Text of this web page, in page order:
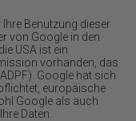
Benutzung dieser
von Google in den
USA ist ein
vorhanden, das
Google hat sich
europäische
Google als auch
Daten.